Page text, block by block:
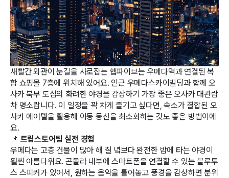
새빨간 외관이 눈길을 사로잡는 햅파이브는 우메다역과 연결된 복
합 쇼핑몰 7층에 위치해 있어요. 인근 우메다스카이빌딩과 함께 오
사카 북부 도심의 화려한 야경을 감상하기 가장 좋은 오사카 대관람
차 명소랍니다. 이 일정을 꽉 차게 즐기고 싶다면, 숙소가 결합된 오
사카 에어텔을 활용해 이동 동선을 최소화하는 것도 좋은 방법이에
요.
📌 트립스토어팀 실전 경험
우메다는 고층 건물이 많아 해 질 녘보다 완전한 밤에 타는 야경이
훨씬 아름다워요. 곤돌라 내부에 스마트폰을 연결할 수 있는 블루투
스 스피커가 있어서, 원하는 음악을 틀어놓고 풍경을 감상하면 분위